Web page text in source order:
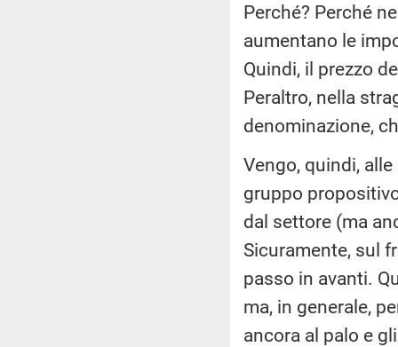
Perché? Perché
aumentano le
Quindi, il prezzo
Peraltro, nella
denominazione,
Vengo, quindi,
gruppo
dal settore (ma
Sicuramente, sul
passo in avanti.
ma, in generale,
ancora al palo e